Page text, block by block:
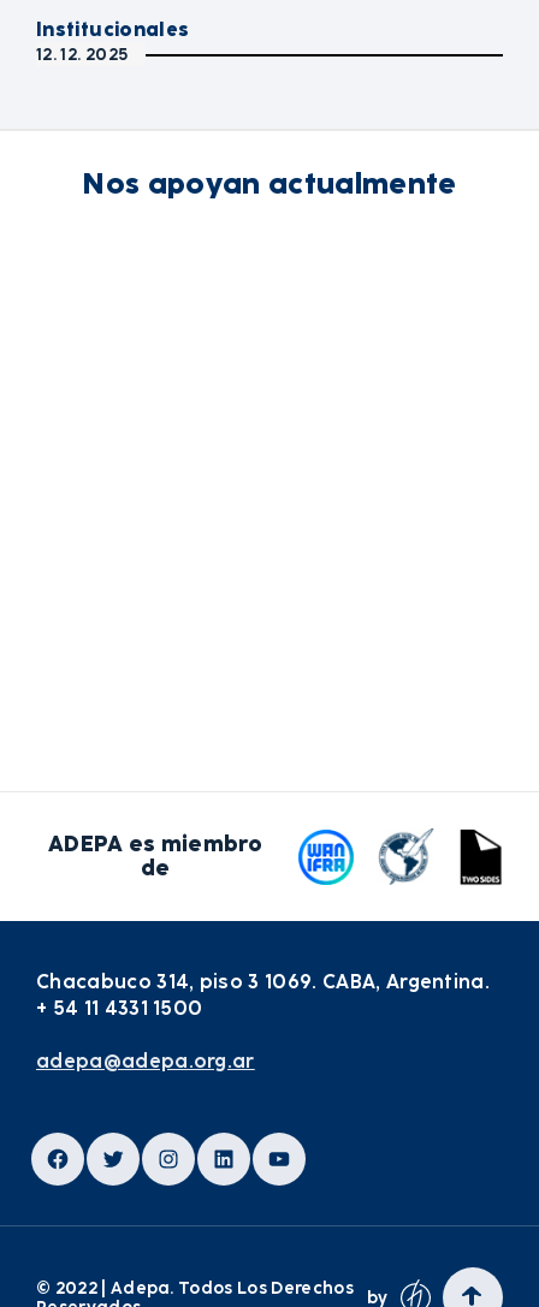
Institucionales
12. 12. 2025
Nos apoyan actualmente
ADEPA es miembro
de
Chacabuco 314, piso 3 1069. CABA, Argentina.
+ 54 11 4331 1500
adepa@adepa.org.ar
Facebook
TwitterInstagram
LinkedInYouTube
© 2022 | Adepa. Todos Los Derechos
by